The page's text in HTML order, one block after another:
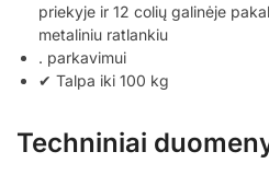
priekyje ir 12 colių galinėje
metaliniu ratlankiu
. parkavimui
✔ Talpa iki 100 kg
Techniniai